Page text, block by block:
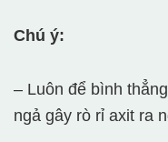
Chú ý:
– Luôn để bình
ngả gây rò rỉ axit ra